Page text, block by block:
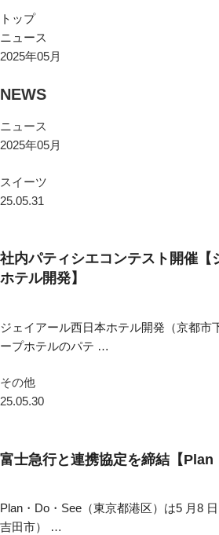
トップ
ニュース
2025年05月
NEWS
ニュース
2025年05月
スイーツ
25.05.31
社内パティシエコンテスト開催【
ホテル開発】
ジェイアール西日本ホテル開発（京都市
ープホテルのパテ …
その他
25.05.30
富士急行と連携協定を締結【Plan
Plan・Do・See（東京都港区）は5 月8
吉田市） …